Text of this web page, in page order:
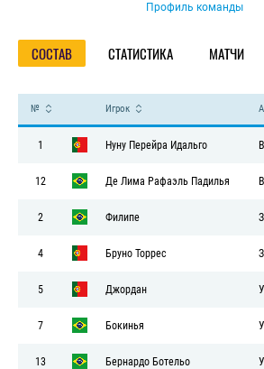
Профиль команды
СОСТАВ СТАТИСТИКА МАТЧИ
№ Игрок
1 Нуну Перейра Идальго
12 Де Лима Рафаэль Падилья
2 Филипе
4 Бруно Торрес
5 Джордан
7 Бокинья
13 Бернардо Ботельо